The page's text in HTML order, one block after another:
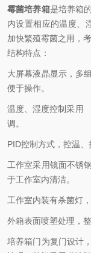
霉菌培养箱是培养箱
内设置相应的温度、
加快繁殖霉菌之用，
结构特点：
大屏幕液晶显示，多
便于操作。
温度、湿度控制采用
调。
PID控制方式，控温、
工作室采用镜面不锈
于工作室内清洁。
工作室内装有杀菌灯
外箱表面喷塑处理，
培养箱门为复门设计